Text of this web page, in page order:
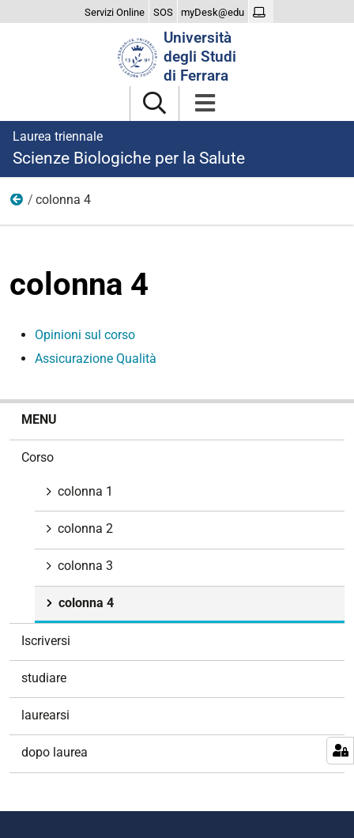
Servizi Online SOS myDesk@edu
Università
degli Studi
di Ferrara
Laurea triennale
Scienze Biologiche per la Salute
Corso
colonna 4
colonna 4
Opinioni sul corso
Assicurazione Qualità
MENU
Corso
colonna 1
colonna 2
colonna 3
colonna 4
Iscriversi
studiare
laurearsi
dopo laurea